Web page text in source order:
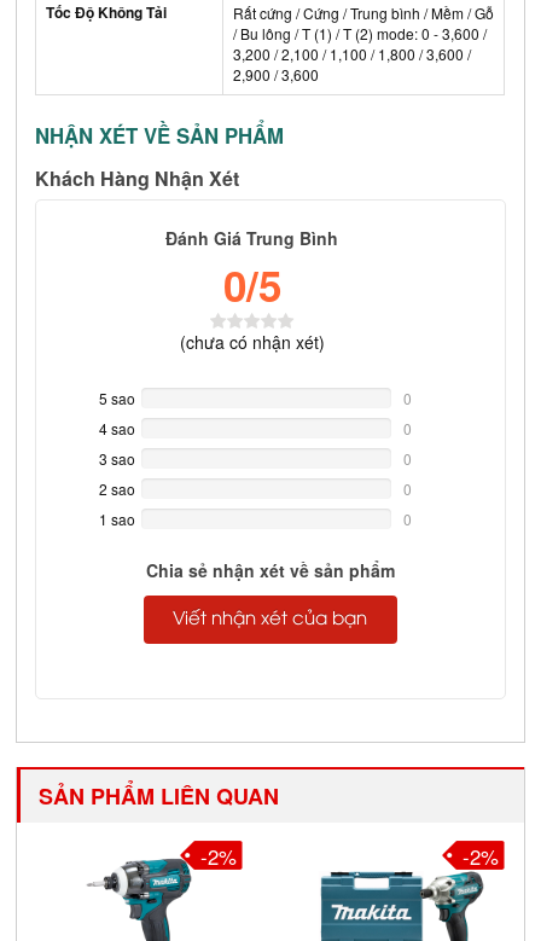
Tốc Độ Không Tải
Rất cứng / Cứng / Trung bình / Mềm / Gỗ
/ Bu lông / T (1) / T (2) mode: 0 - 3,600 /
3,200 / 2,100 / 1,100 / 1,800 / 3,600 /
2,900 / 3,600
NHẬN XÉT VỀ SẢN PHẨM
Khách Hàng Nhận Xét
Đánh Giá Trung Bình
0/5
(chưa có nhận xét)
5 sao
Complete
0
4 sao
Complete
0
3 sao
Complete
0
2 sao
Complete
0
1 sao
0
Chia sẻ nhận xét về sản phẩm
Viết nhận xét của bạn
SẢN PHẨM LIÊN QUAN
-2% -2%